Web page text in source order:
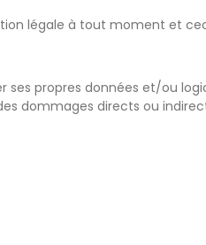
légale à tout moment et
ses propres données et/ou
dommages directs ou